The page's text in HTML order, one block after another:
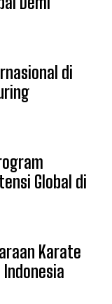
di
Global di
Karate